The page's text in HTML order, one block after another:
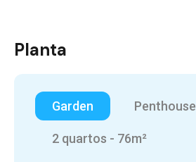
Planta
Garden Penthouse
2 quartos - 76m²